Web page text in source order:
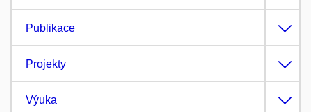
Publikace
Projekty
Výuka